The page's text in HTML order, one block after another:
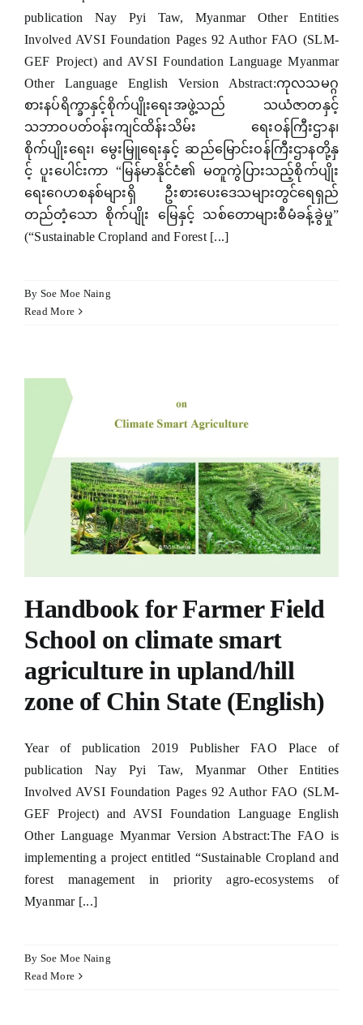
publication Nay Pyi Taw, Myanmar Other Entities
Involved AVSI Foundation Pages 92 Author FAO (SLM-
GEF Project) and AVSI Foundation Language Myanmar
Other Language English Version Abstract:ကုလသမဂ္ဂ
စားနပ်ရိက္ခာနှင့်စိုက်ပျိုးရေးအဖွဲ့သည် သယံဇာတနှင့်
သဘာဝပတ်ဝန်းကျင်ထိန်းသိမ်း ရေးဝန်ကြီးဌာန၊
စိုက်ပျိုးရေး၊ မွေးမြူရေးနှင့် ဆည်မြောင်းဝန်ကြီးဌာနတို့နှ
င့် ပူးပေါင်းကာ “မြန်မာနိုင်ငံ၏ မတူကွဲပြားသည့်စိုက်ပျိုး
ရေးဂေဟစနစ်များရှိ ဦးစားပေးဒေသများတွင်ရေရှည်
တည်တံ့သော စိုက်ပျိုး မြေနှင့် သစ်တောများစီမံခန့်ခွဲမှု”
(“Sustainable Cropland and Forest [...]
By Soe Moe Naing
Read More
Handbook for Farmer Field
School on climate smart
agriculture in upland/hill
zone of Chin State (English)
Year of publication 2019 Publisher FAO Place of
publication Nay Pyi Taw, Myanmar Other Entities
Involved AVSI Foundation Pages 92 Author FAO (SLM-
GEF Project) and AVSI Foundation Language English
Other Language Myanmar Version Abstract:The FAO is
implementing a project entitled “Sustainable Cropland and
forest management in priority agro-ecosystems of
Myanmar [...]
By Soe Moe Naing
Read More